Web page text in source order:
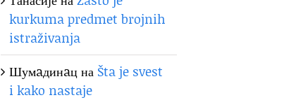
kurkuma predmet brojnih
istraživanja
Шумaдинaцна Šta je svest
i kako nastaje